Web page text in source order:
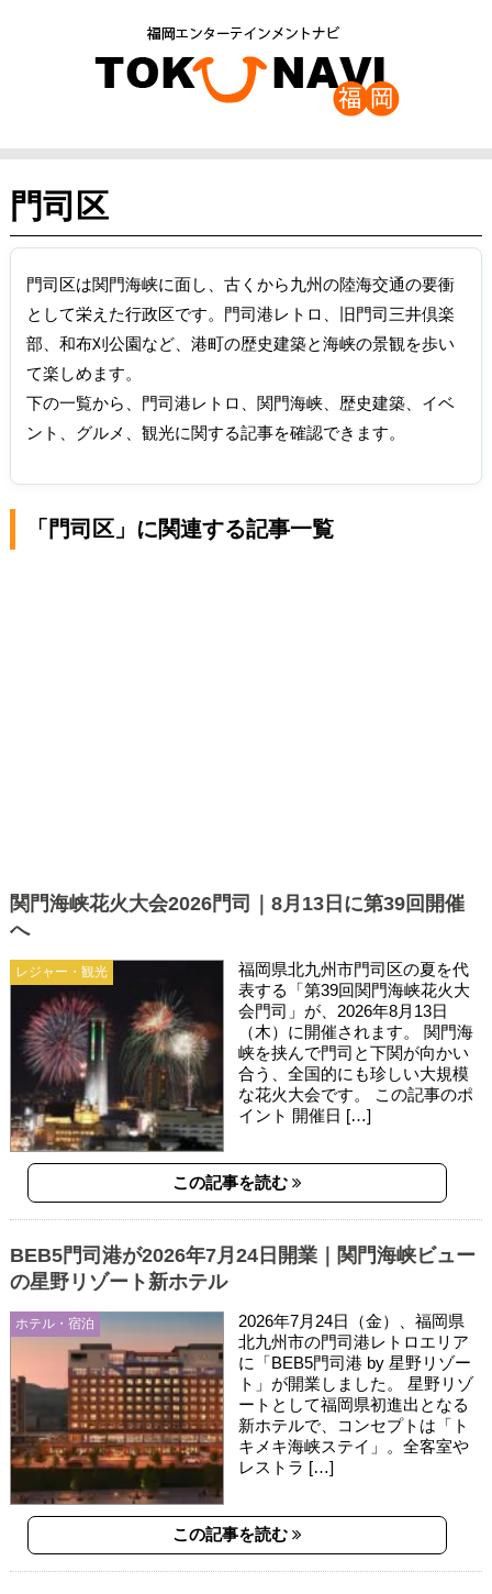
門司区
門司区は関門海峡に面し、古くから九州の陸海交通の要衝
として栄えた行政区です。門司港レトロ、旧門司三井倶楽
部、和布刈公園など、港町の歴史建築と海峡の景観を歩い
て楽しめます。
下の一覧から、門司港レトロ、関門海峡、歴史建築、イベ
ント、グルメ、観光に関する記事を確認できます。
「門司区」に関連する記事一覧
レジャー・観光
関門海峡花火大会2026門司｜8月13日に第39回開催
へ
福岡県北九州市門司区の夏を代
表する「第39回関門海峡花火大
会門司」が、2026年8月13日
（木）に開催されます。 関門海
峡を挟んで門司と下関が向かい
合う、全国的にも珍しい大規模
な花火大会です。 この記事のポ
イント 開催日 […]
この記事を読む
ホテル・宿泊
BEB5門司港が2026年7月24日開業｜関門海峡ビュー
の星野リゾート新ホテル
2026年7月24日（金）、福岡県
北九州市の門司港レトロエリア
に「BEB5門司港 by 星野リゾー
ト」が開業しました。 星野リゾ
ートとして福岡県初進出となる
新ホテルで、コンセプトは「ト
キメキ海峡ステイ」。全客室や
レストラ […]
この記事を読む